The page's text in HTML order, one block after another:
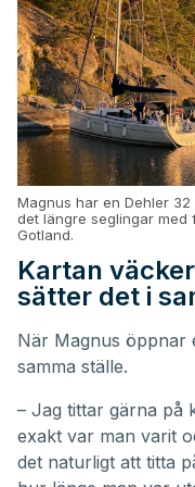
Magnus har en Dehler
det längre seglingar med
Gotland.
Kartan
sätter det i
När Magnus öppnar
samma ställe.
– Jag tittar gärna på
exakt var man varit
det naturligt att titta